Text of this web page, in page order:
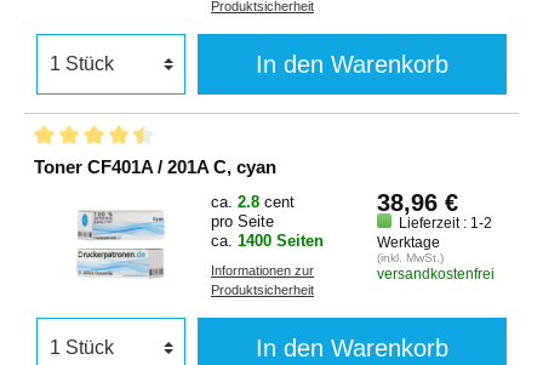
Produktsicherheit
In den Warenkorb
Toner CF401A / 201A C, cyan
ca. 2.8 cent
pro Seite
ca. 1400 Seiten
Informationen zur
Produktsicherheit
38,96 €
Lieferzeit : 1-2
Werktage
(inkl. MwSt.)
versandkostenfrei
In den Warenkorb